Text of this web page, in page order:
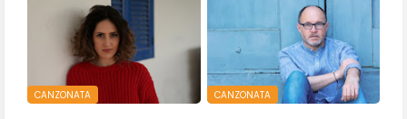
CANZONATA CANZONATA